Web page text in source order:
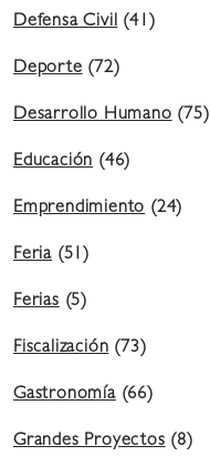
Defensa Civil(41)
Deporte(72)
Desarrollo Humano(75)
Educación(46)
Emprendimiento(24)
Feria (51)
Ferias(5)
Fiscalización(73)
Gastronomía(66)
Grandes Proyectos(8)